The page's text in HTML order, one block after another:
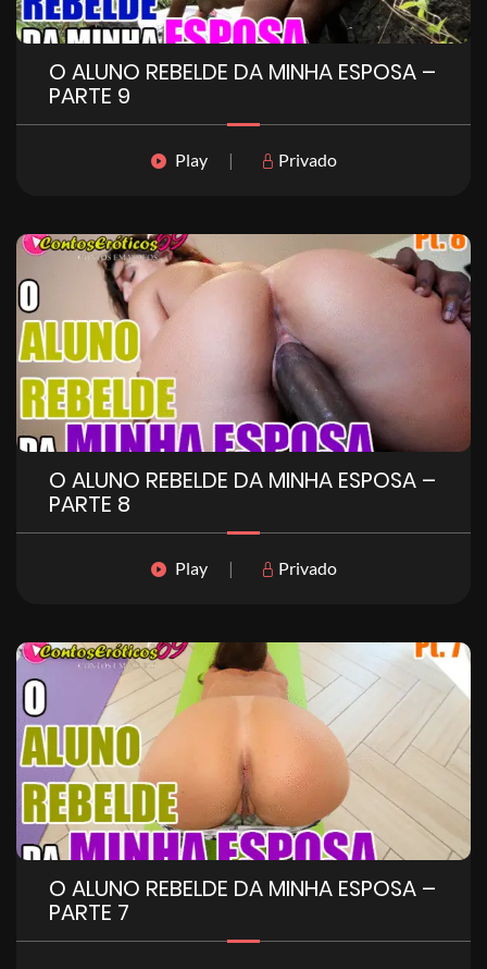
O ALUNO REBELDE DA MINHA ESPOSA –
PARTE 9
Play| Privado
O ALUNO REBELDE DA MINHA ESPOSA –
PARTE 8
Play| Privado
O ALUNO REBELDE DA MINHA ESPOSA –
PARTE 7